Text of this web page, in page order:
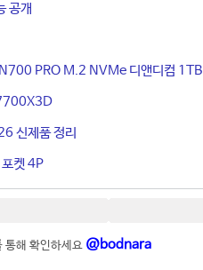
공개
PRO M.2 NVMe 디앤디컴 1TB
신제품 정리
포켓 4P
통해 확인하세요 @bodnara